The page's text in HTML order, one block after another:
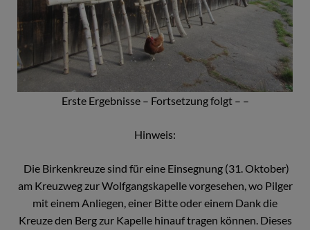
Erste Ergebnisse – Fortsetzung folgt – –
Hinweis:
Die Birkenkreuze sind für eine Einsegnung (31. Oktober)
am Kreuzweg zur Wolfgangskapelle vorgesehen, wo Pilger
mit einem Anliegen, einer Bitte oder einem Dank die
Kreuze den Berg zur Kapelle hinauf tragen können. Dieses